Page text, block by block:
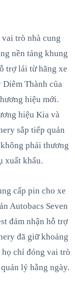
trò nhà cung
nền tảng khung
trợ lái từ hãng xe
Thành của
hiệu mới.
hiệu Kia và
sắp tiếp quản
phải thương
xuất khẩu.
cấp pin cho xe
Autobacs Seven
đảm nhận hỗ trợ
đã giữ khoảng
chỉ đóng vai trò
lý hằng ngày.